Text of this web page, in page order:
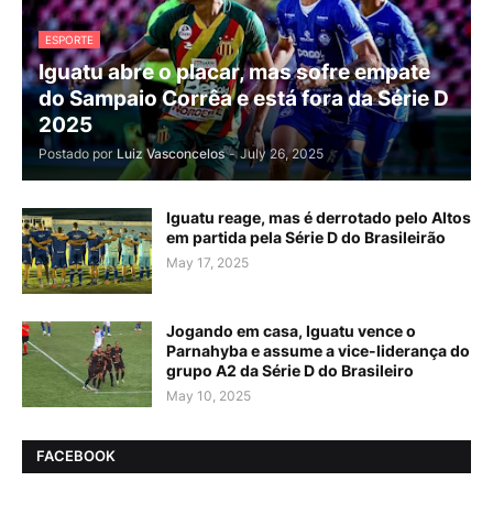
ESPORTE
Iguatu abre o placar, mas sofre empate
do Sampaio Corrêa e está fora da Série D
2025
Postado por Luiz Vasconcelos - July 26, 2025
Iguatu reage, mas é derrotado pelo Altos
em partida pela Série D do Brasileirão
May 17, 2025
Jogando em casa, Iguatu vence o
Parnahyba e assume a vice-liderança do
grupo A2 da Série D do Brasileiro
May 10, 2025
FACEBOOK